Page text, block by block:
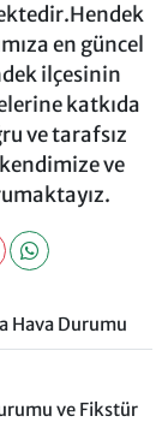
en güncel
ilçesinin
katkıda
ve tarafsız
ve
Hava Durumu
ve Fikstür